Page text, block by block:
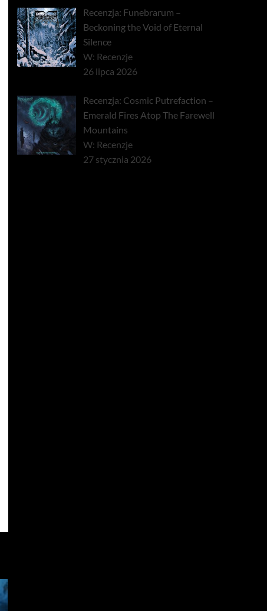
Recenzja: Funebrarum –
Beckoning the Void of Eternal
Silence
W: Recenzje
26 lipca 2026
Recenzja: Cosmic Putrefaction –
Emerald Fires Atop The Farewell
Mountains
W: Recenzje
27 stycznia 2026